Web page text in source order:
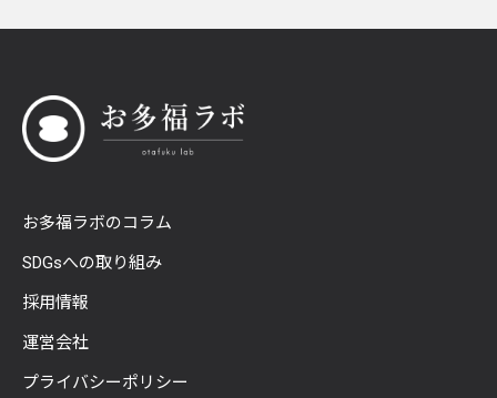
お多福ラボのコラム
SDGsへの取り組み
採用情報
運営会社
プライバシーポリシー